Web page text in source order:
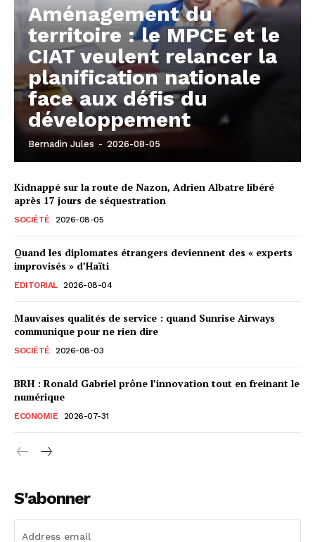
Aménagement du
territoire : le MPCE et le
CIAT veulent relancer la
planification nationale
face aux défis du
développement
Bernadin Jules - 2026-08-05
Kidnappé sur la route de Nazon, Adrien Albatre libéré
après 17 jours de séquestration
SOCIÉTÉ 2026-08-05
Quand les diplomates étrangers deviennent des « experts
improvisés » d’Haïti
EDITORIAL 2026-08-04
Mauvaises qualités de service : quand Sunrise Airways
communique pour ne rien dire
SOCIÉTÉ 2026-08-03
BRH : Ronald Gabriel prône l’innovation tout en freinant le
numérique
ECONOMIE 2026-07-31
S'abonner